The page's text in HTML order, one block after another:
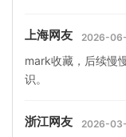
上海网友 2026-06-
mark收藏，后续慢
识。
浙江网友 2026-03-